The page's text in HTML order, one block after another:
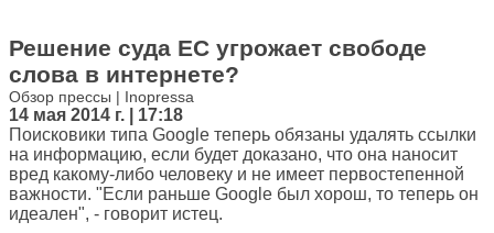
Решение суда ЕС угрожает свободе
слова в интернете?
Обзор прессы | Inopressa
14 мая 2014 г. | 17:18
Поисковики типа Google теперь обязаны удалять ссылки
на информацию, если будет доказано, что она наносит
вред какому-либо человеку и не имеет первостепенной
важности. "Если раньше Google был хорош, то теперь он
идеален", - говорит истец.